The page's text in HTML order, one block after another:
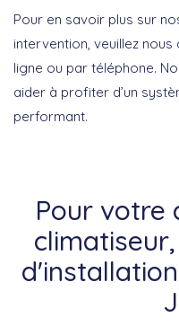
Pour en savoir plus sur
intervention, veuillez
ligne ou par téléphone.
aider à profiter d’un
performant.
Pour votre